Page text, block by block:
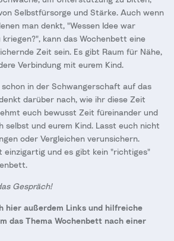
Selbstfürsorge und Stärke. Auch wenn
man denkt, "Wessen Idee war
kann das Wochenbett eine
Zeit sein. Es gibt Raum für Nähe,
Verbindung mit eurem Kind.
in der Schwangerschaft auf das
darüber nach, wie ihr diese Zeit
euch bewusst Zeit füreinander und
selbst und eurem Kind. Lasst euch nicht
oder Vergleichen verunsichern.
einzigartig und es gibt kein "richtiges"
Gespräch!
hier außerdem Links und hilfreiche
das Thema Wochenbett nach einer